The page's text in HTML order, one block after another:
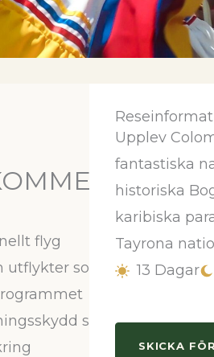
flyg
utflykter som ej
samt
Upplev
fantastiska
historiska
karibiska
Tayrona
13 Dagar
SKICKA